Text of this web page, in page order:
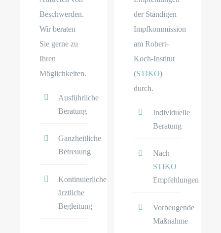
Beschwerden.
Wir beraten
Sie gerne zu
Ihren
Möglichkeiten.
Ausführliche
Beratung
Ganzheitliche
Betreuung
Kontinuierliche
ärztliche
Begleitung
der Ständigen
Impfkommission
am Robert-
Koch-Institut
(STIKO)
durch.
Individuelle
Beratung
Nach
STIKO
Empfehlungen
Vorbeugende
Maßnahme